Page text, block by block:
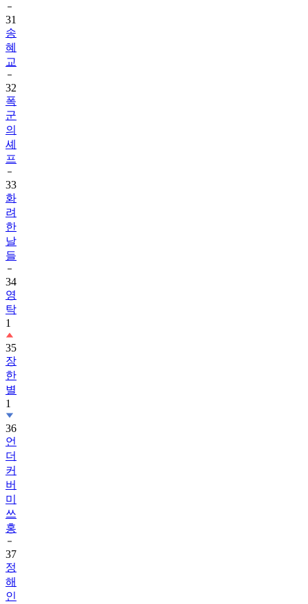
31
송
혜
교
32
폭
군
의
셰
프
33
화
려
한
날
들
34
영
탁
1
35
장
한
별
1
36
언
더
커
버
미
쓰
홍
37
정
해
인